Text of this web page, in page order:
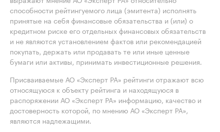
способности рейтингуемого лица (эмитента) исполнять
принятые на себя финансовые обязательства и (или) о
кредитном риске его отдельных финансовых обязательств
и не являются установлением фактов или рекомендацией
покупать, держать или продавать те или иные ценные
бумаги или активы, принимать инвестиционные решения.
Присваиваемые АО «Эксперт РА» рейтинги отражают всю
относящуюся к объекту рейтинга и находящуюся в
распоряжении АО «Эксперт РА» информацию, качество и
достоверность которой, по мнению АО «Эксперт РА»,
являются надлежащими.